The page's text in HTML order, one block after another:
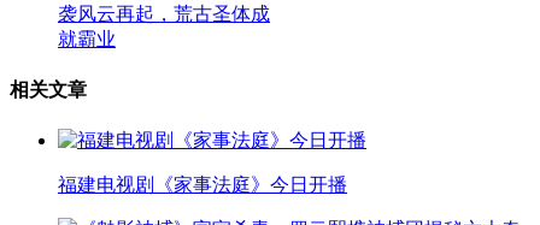
袭风云再起，荒古圣体成
就霸业
相关文章
福建电视剧《家事法庭》今日开播